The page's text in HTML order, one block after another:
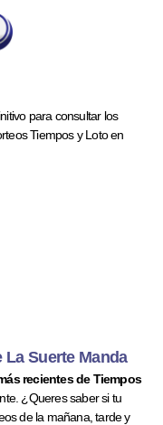
para consultar los
Tiempos y Loto en
Suerte Manda
recientes de Tiempos
¿Queres saber si tu
de la mañana, tarde y